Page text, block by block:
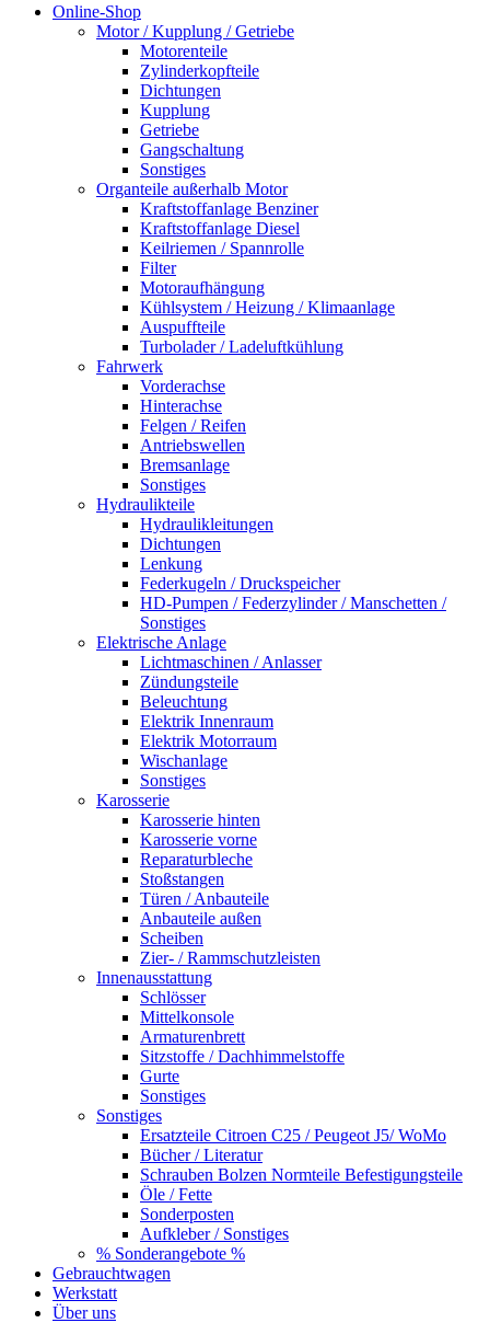
Online-Shop
Motor / Kupplung / Getriebe
Motorenteile
Zylinderkopfteile
Dichtungen
Kupplung
Getriebe
Gangschaltung
Sonstiges
Organteile außerhalb Motor
Kraftstoffanlage Benziner
Kraftstoffanlage Diesel
Keilriemen / Spannrolle
Filter
Motoraufhängung
Kühlsystem / Heizung / Klimaanlage
Auspuffteile
Turbolader / Ladeluftkühlung
Fahrwerk
Vorderachse
Hinterachse
Felgen / Reifen
Antriebswellen
Bremsanlage
Sonstiges
Hydraulikteile
Hydraulikleitungen
Dichtungen
Lenkung
Federkugeln / Druckspeicher
HD-Pumpen / Federzylinder / Manschetten /
Sonstiges
Elektrische Anlage
Lichtmaschinen / Anlasser
Zündungsteile
Beleuchtung
Elektrik Innenraum
Elektrik Motorraum
Wischanlage
Sonstiges
Karosserie
Karosserie hinten
Karosserie vorne
Reparaturbleche
Stoßstangen
Türen / Anbauteile
Anbauteile außen
Scheiben
Zier- / Rammschutzleisten
Innenausstattung
Schlösser
Mittelkonsole
Armaturenbrett
Sitzstoffe / Dachhimmelstoffe
Gurte
Sonstiges
Sonstiges
Ersatzteile Citroen C25 / Peugeot J5/ WoMo
Bücher / Literatur
Schrauben Bolzen Normteile Befestigungsteile
Öle / Fette
Sonderposten
Aufkleber / Sonstiges
% Sonderangebote %
Gebrauchtwagen
Werkstatt
Über uns